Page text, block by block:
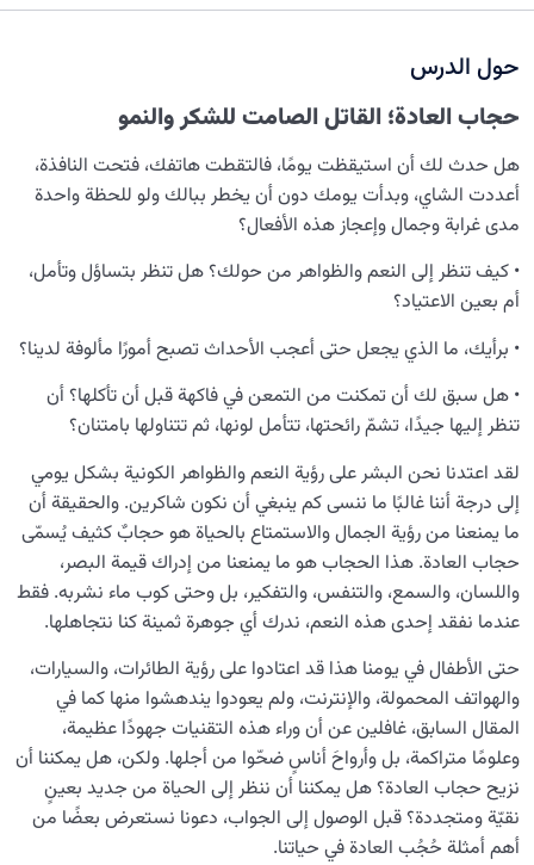
نضوج الطفل الغالي للروح 0/8
القضاء والقدر والاختيار
الابتلاء والامتحان في مسيرة الحياة
هل التقوى خوف من الله أم مفهوم أعمق؟
ما سبل اكتساب التقوى؟ وما الذي يتطلبه التحلّي بها من يقظة
ومراقبة؟
أهمية التقوى؛ إنه درعٌ يمنعنا من قيود المحدودية
ماذا تعني سُنَّة الابتلاء؟ وما سرّ الشدائد والآلام في الحياة؟
تجاوز حجاب العادة: رؤية متجددة للواقع
هل مصير الإنسان مكتوب أم أن التغيير في الحياة ممكن؟
تأثير اختيار الطاعة والعصيان في مواجهة الله والشيطان على
مصير الإنسان
الاختيارات المصيرية في حياة الإنسان؛ دربٌ نحو الكمال أم
هاوية السقوط؟
هل لروح الإنسان جنس؟ دراسة العلاقة بين الروح والجنس
من منظور علم الإنسان
ضرورة ابتلائات المؤمن في مسار الكمال الإيماني؛ كيف يختبر
الله عباده المؤمنين؟
كيف يختبرنا الله بالنعم المادية والكمالات المحدودة؟
حول الدرس
حجاب العادة؛ القاتل الصامت للشكر والنمو
هل حدث لك أن استيقظت يومًا، فالتقطت هاتفك، فتحت النافذة،
أعددت الشاي، وبدأت يومك دون أن يخطر ببالك ولو للحظة واحدة
مدى غرابة وجمال وإعجاز هذه الأفعال؟
• كيف تنظر إلى النعم والظواهر من حولك؟ هل تنظر بتساؤل وتأمل،
أم بعين الاعتياد؟
• برأيك، ما الذي يجعل حتى أعجب الأحداث تصبح أمورًا مألوفة لدينا؟
• هل سبق لك أن تمكنت من التمعن في فاكهة قبل أن تأكلها؟ أن
تنظر إليها جيدًا، تشمّ رائحتها، تتأمل لونها، ثم تتناولها بامتنان؟
لقد اعتدنا نحن البشر على رؤية النعم والظواهر الكونية بشكل يومي
إلى درجة أننا غالبًا ما ننسى كم ينبغي أن نكون شاكرين. والحقيقة أن
ما يمنعنا من رؤية الجمال والاستمتاع بالحياة هو حجابٌ كثيف يُسمّى
حجاب العادة. هذا الحجاب هو ما يمنعنا من إدراك قيمة البصر،
واللسان، والسمع، والتنفس، والتفكير، بل وحتى كوب ماء نشربه. فقط
عندما نفقد إحدى هذه النعم، ندرك أي جوهرة ثمينة كنا نتجاهلها.
حتى الأطفال في يومنا هذا قد اعتادوا على رؤية الطائرات، والسيارات،
والهواتف المحمولة، والإنترنت، ولم يعودوا يندهشوا منها كما في
المقال السابق، غافلين عن أن وراء هذه التقنيات جهودًا عظيمة،
وعلومًا متراكمة، بل وأرواحَ أناسٍ ضحّوا من أجلها. ولكن، هل يمكننا أن
نزيح حجاب العادة؟ هل يمكننا أن ننظر إلى الحياة من جديد بعينٍ
نقيّة ومتجددة؟ قبل الوصول إلى الجواب، دعونا نستعرض بعضًا من
أهم أمثلة حُجُب العادة في حياتنا.